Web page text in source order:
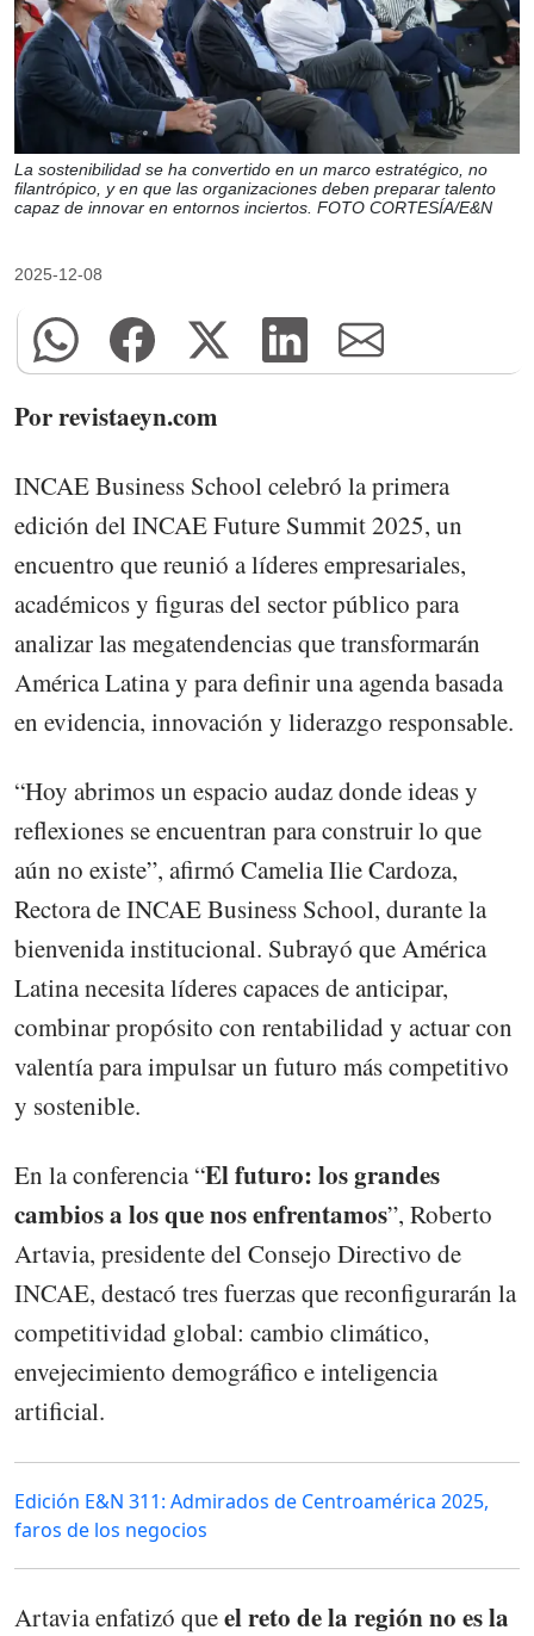
La sostenibilidad se ha convertido en un marco estratégico, no
filantrópico, y en que las organizaciones deben preparar talento
capaz de innovar en entornos inciertos. FOTO CORTESÍA/E&N
2025-12-08
Por revistaeyn.com
INCAE Business School celebró la primera
edición del INCAE Future Summit 2025, un
encuentro que reunió a líderes empresariales,
académicos y figuras del sector público para
analizar las megatendencias que transformarán
América Latina y para definir una agenda basada
en evidencia, innovación y liderazgo responsable.
“Hoy abrimos un espacio audaz donde ideas y
reflexiones se encuentran para construir lo que
aún no existe”, afirmó Camelia Ilie Cardoza,
Rectora de INCAE Business School, durante la
bienvenida institucional. Subrayó que América
Latina necesita líderes capaces de anticipar,
combinar propósito con rentabilidad y actuar con
valentía para impulsar un futuro más competitivo
y sostenible.
En la conferencia “El futuro: los grandes
cambios a los que nos enfrentamos”, Roberto
Artavia, presidente del Consejo Directivo de
INCAE, destacó tres fuerzas que reconfigurarán la
competitividad global: cambio climático,
envejecimiento demográfico e inteligencia
artificial.
Edición E&N 311: Admirados de Centroamérica 2025,
faros de los negocios
Artavia enfatizó queel reto de la región no es la